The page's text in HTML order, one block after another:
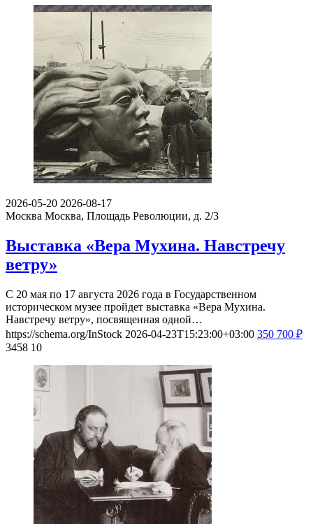
2026-05-20 2026-08-17
Москва Москва, Площадь Революции, д. 2/3
Выставка «Вера Мухина. Навстречу
ветру»
С 20 мая по 17 августа 2026 года в Государственном
историческом музее пройдет выставка «Вера Мухина.
Навстречу ветру», посвященная одной…
https://schema.org/InStock 2026-04-23T15:23:00+03:00 350 700 ₽
3458 10